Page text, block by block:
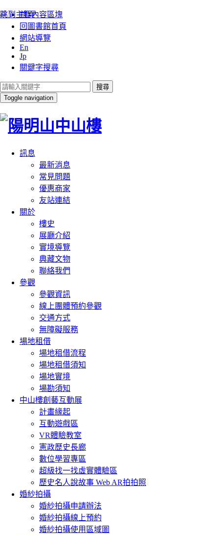
跳到主要內容區塊
:::
首頁
回圖書館首頁
網站導覽
En
Jp
關鍵字搜尋
搜尋
Toggle navigation
訊息
最新消息
常見問題
優惠商家
友站連結
關於
樓史
展廳介紹
實境導覽
典藏文物
聯絡我們
參觀
參觀資訊
線上團體預約參觀
交通方式
無障礙服務
場地租借
場地租借流程
場地租借須知
場地實境
場勘須知
中山樓創藝互動展
計畫緣起
互動遊戲區
VR體驗教室
憲政歷史長廊
數位學習專區
超級找一找虛實體驗區
歷史名人說故事 Web AR拍拍照
婚紗拍攝
婚紗拍攝申請辦法
婚紗拍攝線上預約
婚紗拍攝使用區域圖